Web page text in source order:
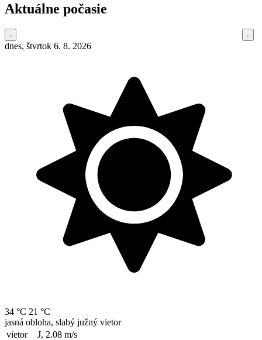
Aktuálne počasie
dnes, štvrtok 6. 8. 2026
34 °C 21 °C
jasná obloha, slabý južný vietor
vietor
J, 2.08 m/s